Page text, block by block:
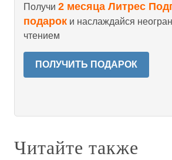
Получи 2 месяца Литрес
подарок и наслаждайся
чтением
ПОЛУЧИТЬ ПОДАРОК
Читайте также